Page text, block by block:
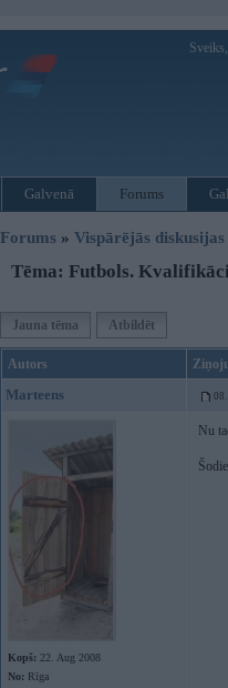
Sveiks,
Galvenā Forums
Forums » Vispārējās diskusijas
Tēma: Futbols.
Jauna tēma Atbildēt
Autors
Marteens
Kopš: 22. Aug 2008
No: Rīga
Nu